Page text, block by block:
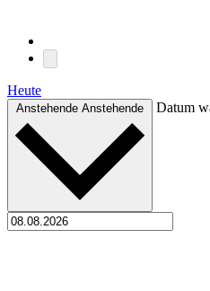
Heute
Anstehende Anstehende Datum